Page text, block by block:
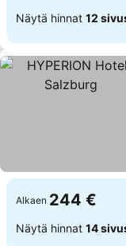
Näytä hinnat 12
Alkaen 244 €
Näytä hinnat 14